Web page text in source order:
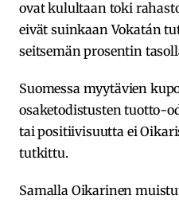
ovat kulultaan toki
eivät suinkaan Vokatán
seitsemän prosentin
Suomessa myytävien
osaketodistusten tuotto-
tai positiivisuutta ei
tutkittu.
Samalla Oikarinen